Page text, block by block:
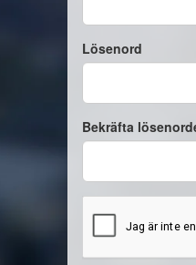
Lösenord
Bekräfta